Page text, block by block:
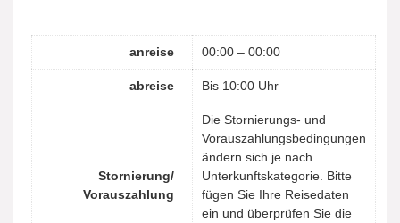
anreise 00:00 – 00:00
abreise Bis 10:00 Uhr
Stornierung/
Vorauszahlung
Die Stornierungs- und
Vorauszahlungsbedingungen
ändern sich je nach
Unterkunftskategorie. Bitte
fügen Sie Ihre Reisedaten
ein und überprüfen Sie die